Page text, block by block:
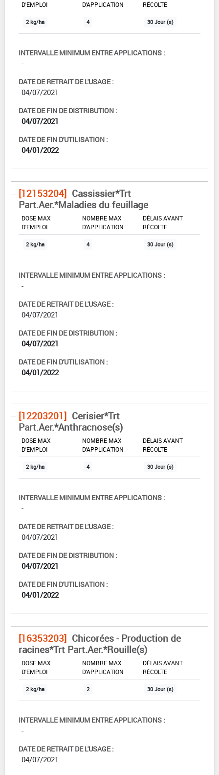
D'EMPLOI D'APPLICATION RÉCOLTE
2 kg/ha 4 30 Jour (s)
INTERVALLE MINIMUM ENTRE APPLICATIONS :
-
DATE DE RETRAIT DE L'USAGE :
04/07/2021
DATE DE FIN DE DISTRIBUTION :
04/07/2021
DATE DE FIN D'UTILISATION :
04/01/2022
[12153204] Cassissier*Trt
Part.Aer.*Maladies du feuillage
DOSE MAX
D'EMPLOI
NOMBRE MAX
D'APPLICATION
DÉLAIS AVANT
RÉCOLTE
2 kg/ha 4 30 Jour (s)
INTERVALLE MINIMUM ENTRE APPLICATIONS :
-
DATE DE RETRAIT DE L'USAGE :
04/07/2021
DATE DE FIN DE DISTRIBUTION :
04/07/2021
DATE DE FIN D'UTILISATION :
04/01/2022
[12203201] Cerisier*Trt
Part.Aer.*Anthracnose(s)
DOSE MAX
D'EMPLOI
NOMBRE MAX
D'APPLICATION
DÉLAIS AVANT
RÉCOLTE
2 kg/ha 4 30 Jour (s)
INTERVALLE MINIMUM ENTRE APPLICATIONS :
-
DATE DE RETRAIT DE L'USAGE :
04/07/2021
DATE DE FIN DE DISTRIBUTION :
04/07/2021
DATE DE FIN D'UTILISATION :
04/01/2022
[16353203] Chicorées - Production de
racines*Trt Part.Aer.*Rouille(s)
DOSE MAX
D'EMPLOI
NOMBRE MAX
D'APPLICATION
DÉLAIS AVANT
RÉCOLTE
2 kg/ha 2 30 Jour (s)
INTERVALLE MINIMUM ENTRE APPLICATIONS :
-
DATE DE RETRAIT DE L'USAGE :
04/07/2021